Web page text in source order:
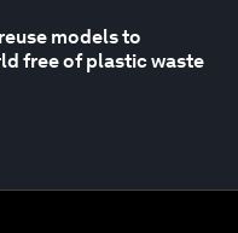
models to
free of plastic waste